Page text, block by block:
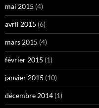
mai 2015 (4)
avril 2015 (6)
mars 2015 (4)
février 2015 (1)
janvier 2015 (10)
décembre 2014 (1)